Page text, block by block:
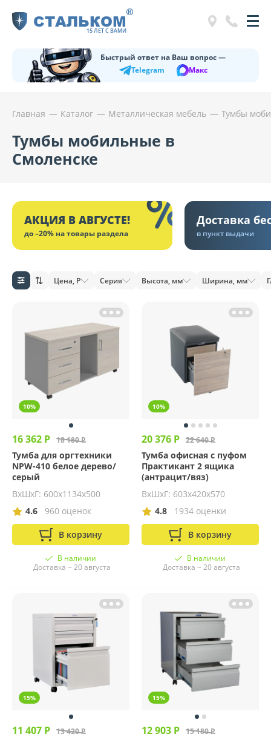
СТАЛЬКОМ
15 ЛЕТ С ВАМИ
®
Быстрый ответ на Ваш вопрос —
Telegram
Макс
Главная Каталог Металлическая мебель Тумбы
Тумбы мобильные в
Смоленске
АКЦИЯ В АВГУСТЕ!
до –20% на товары раздела
Доставка
в пункт выдачи
Цена, Р Серия Высота, мм Ширина, мм
10%
16 362 Р 18 180 Р
Тумба для оргтехники
NPW-410 белое дерево/
серый
ВхШхГ: 600x1134x500
4.6
960 оценок
В корзину
В наличии
Доставка ~ 20 августа
10%
20 376 Р 22 640 Р
Тумба офисная с пуфом
Практикант 2 ящика
(антрацит/вяз)
ВхШхГ: 603x420x570
4.8
1934 оценки
В корзину
В наличии
Доставка ~ 20 августа
15%
11 407 Р 13 420 Р
15%
12 903 Р 15 180 Р